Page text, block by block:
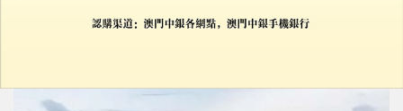
24/06/2026 22996